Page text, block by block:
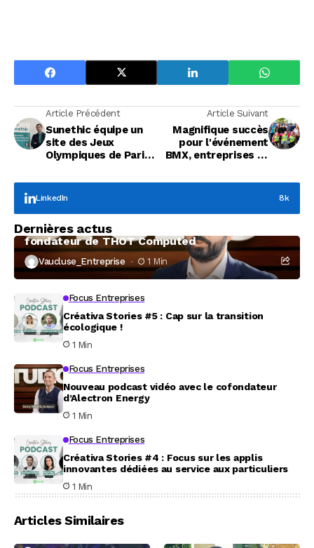
Article Précédent
Sunethic équipe un
site des Jeux
Olympiques de Paris
Article Suivant
Magnifique succès
pour l'événement
BMX, entreprises et
LinkedIn 8k
Dernières actus
À la rencontre de Christophe Coeffier, dirigeant
fondateur de THOT Computed
Vaucluse_Entreprise 1 Min
Focus Entreprises
Créativa Stories #5 : Cap sur la transition
écologique !
1 Min
Focus Entreprises
Nouveau podcast vidéo avec le cofondateur
d’Alectron Energy
1 Min
Focus Entreprises
Créativa Stories #4 : Focus sur les applis
innovantes dédiées au service aux particuliers
1 Min
Articles Similaires